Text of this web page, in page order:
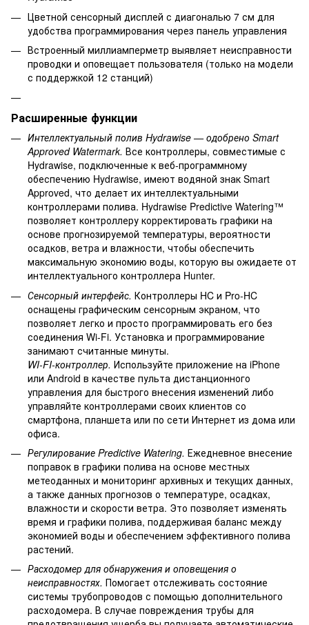
Цветной сенсорный дисплей с диагональю 7 см для
удобства программирования через панель управления
Встроенный миллиамперметр выявляет неисправности
проводки и оповещает пользователя (только на модели
с поддержкой 12 станций)
Расширенные функции
Интеллектуальный полив Hydrawise — одобрено Smart
Approved Watermark. Все контроллеры, совместимые с
Hydrawise, подключенные к веб-программному
обеспечению Hydrawise, имеют водяной знак Smart
Approved, что делает их интеллектуальными
контроллерами полива. Hydrawise Predictive Watering™
позволяет контроллеру корректировать графики на
основе прогнозируемой температуры, вероятности
осадков, ветра и влажности, чтобы обеспечить
максимальную экономию воды, которую вы ожидаете от
интеллектуального контроллера Hunter.
Сенсорный интерфейс. Контроллеры HC и Pro-HC
оснащены графическим сенсорным экраном, что
позволяет легко и просто программировать его без
соединения Wi-Fi. Установка и программирование
занимают считанные минуты.
WI-FI-контроллер. Используйте приложение на iPhone
или Android в качестве пульта дистанционного
управления для быстрого внесения изменений либо
управляйте контроллерами своих клиентов со
смартфона, планшета или по сети Интернет из дома или
офиса.
Регулирование Predictive Watering. Ежедневное внесение
поправок в графики полива на основе местных
метеоданных и мониторинг архивных и текущих данных,
а также данных прогнозов о температуре, осадках,
влажности и скорости ветра. Это позволяет изменять
время и графики полива, поддерживая баланс между
экономией воды и обеспечением эффективного полива
растений.
Расходомер для обнаружения и оповещения о
неисправностях. Помогает отслеживать состояние
системы трубопроводов с помощью дополнительного
расходомера. В случае повреждения трубы для